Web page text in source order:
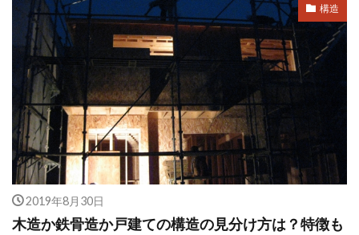
構造
2019年8月30日
木造か鉄骨造か戸建ての構造の見分け方は？特徴も